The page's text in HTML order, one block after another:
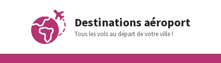
contenu
Destinations aéroport
Tous les vols au départ de votre ville !